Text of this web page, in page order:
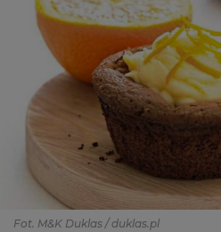
Fot. M&K Duklas / duklas.pl